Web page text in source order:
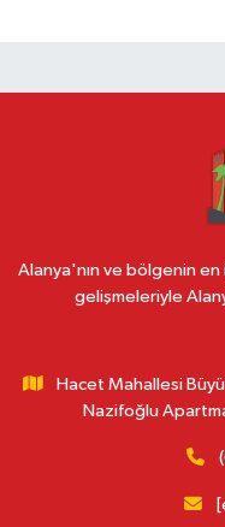
Alanya'nın ve bölgenin
gelişmeleriyle
Hacet Mahallesi
Nazifoğlu